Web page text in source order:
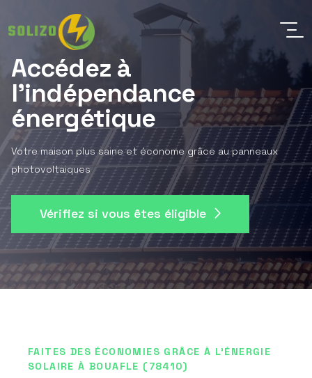
Accédez à
l'indépendance
énergétique
Votre maison plus saine et économe grâce au panneaux
photovoltaiques
Vérifiez si vous êtes éligible
FAITES DES ÉCONOMIES GRÂCE À L'ÉNERGIE
SOLAIRE À BOUAFLE (78410)